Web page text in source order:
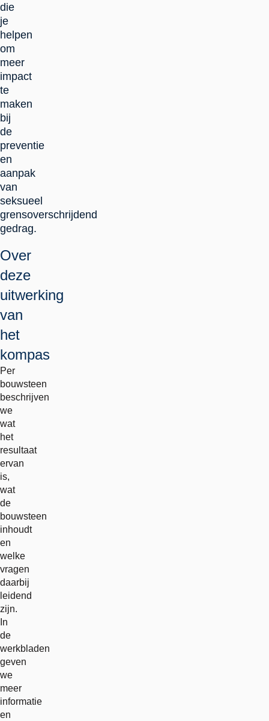
die
je
helpen
om
meer
impact
te
maken
bij
de
preventie
en
aanpak
van
seksueel
grensoverschrijdend
gedrag.
Over
deze
uitwerking
van
het
kompas
Per
bouwsteen
beschrijven
we
wat
het
resultaat
ervan
is,
wat
de
bouwsteen
inhoudt
en
welke
vragen
daarbij
leidend
zijn.
In
de
werkbladen
geven
we
meer
informatie
en